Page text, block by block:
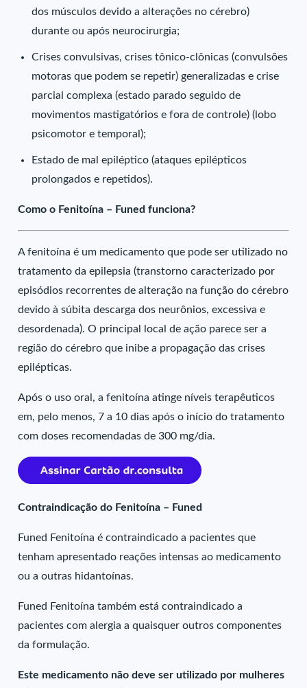
dos músculos devido a alterações no cérebro)
durante ou após neurocirurgia;
Crises convulsivas, crises tônico-clônicas (convulsões
motoras que podem se repetir) generalizadas e crise
parcial complexa (estado parado seguido de
movimentos mastigatórios e fora de controle) (lobo
psicomotor e temporal);
Estado de mal epiléptico (ataques epilépticos
prolongados e repetidos).
Como o Fenitoína – Funed funciona?
A fenitoína é um medicamento que pode ser utilizado no
tratamento da epilepsia (transtorno caracterizado por
episódios recorrentes de alteração na função do cérebro
devido à súbita descarga dos neurônios, excessiva e
desordenada). O principal local de ação parece ser a
região do cérebro que inibe a propagação das crises
epilépticas.
Após o uso oral, a fenitoína atinge níveis terapêuticos
em, pelo menos, 7 a 10 dias após o início do tratamento
com doses recomendadas de 300 mg/dia.
Contraindicação do Fenitoína – Funed
Funed Fenitoína é contraindicado a pacientes que
tenham apresentado reações intensas ao medicamento
ou a outras hidantoínas.
Funed Fenitoína também está contraindicado a
pacientes com alergia a quaisquer outros componentes
da formulação.
Este medicamento não deve ser utilizado por mulheres